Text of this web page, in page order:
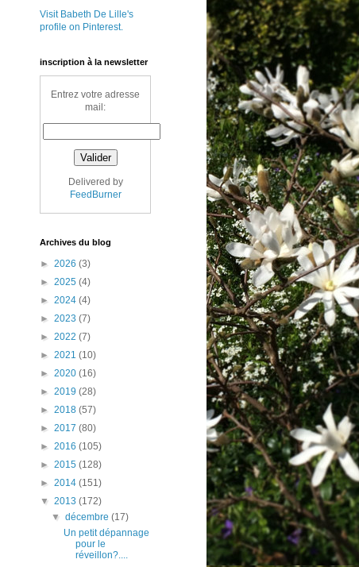
Visit Babeth De Lille's
profile on Pinterest.
inscription à la newsletter
Entrez votre adresse
mail:
Delivered by
FeedBurner
Archives du blog
► 2026 (3)
► 2025 (4)
► 2024 (4)
► 2023 (7)
► 2022 (7)
► 2021 (10)
► 2020 (16)
► 2019 (28)
► 2018 (57)
► 2017 (80)
► 2016 (105)
► 2015 (128)
► 2014 (151)
▼ 2013 (172)
▼décembre(17)
Un petit dépannage
pour le
réveillon?....